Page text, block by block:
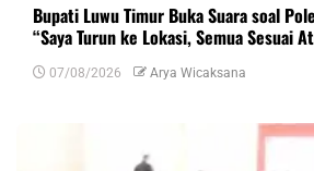
Bupati Luwu Timur Buka Suara soal
“Saya Turun ke Lokasi, Semua Sesuai
07/08/2026 Arya Wicaksana